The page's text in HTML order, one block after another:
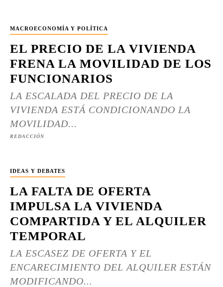
MACROECONOMÍA Y POLÍTICA
EL PRECIO DE LA VIVIENDA
FRENA LA MOVILIDAD DE LOS
FUNCIONARIOS
LA ESCALADA DEL PRECIO DE LA
VIVIENDA ESTÁ CONDICIONANDO LA
MOVILIDAD...
REDACCIÓN
IDEAS Y DEBATES
LA FALTA DE OFERTA
IMPULSA LA VIVIENDA
COMPARTIDA Y EL ALQUILER
TEMPORAL
LA ESCASEZ DE OFERTA Y EL
ENCARECIMIENTO DEL ALQUILER ESTÁN
MODIFICANDO...